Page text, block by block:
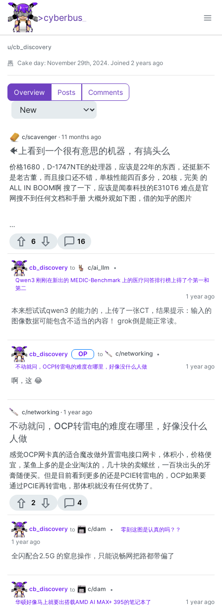
>cyberbus
u/cb_discovery
Cake day: November 29th, 2024. Joined 2 years ago
Overview Posts Comments
c/scavenger · 11 months ago
🐠上看到一个很有意思的机器，有搞头么
价格1680，D-1747NTE的处理器，应该是22年的东西，还挺新不
是老古董，而且接口还不错，单核性能四百多分，20核，完美 的
ALL IN BOOM啊 搜了一下，应该是闻泰科技的E310T6 难点是官
网搜不到任何文档和手册 大概外观如下图，借的知乎的图片
…
6
16
cb_discovery to c/ai_llm
•
Qwen3 刚刚在新出的 MEDIC-Benchmark 上的医疗问答排行榜上得了个第一和
第二
1 year ago
本来想试试qwen3 的能力的，上传了一张CT，结果提示：输入的
图像数据可能包含不适当的内容！ grok倒是能正常读。
cb_discovery OP to c/networking
•
不动就问，OCP转雷电的难度在哪里，好像没什么人做
1 year ago
啊，这 😂
c/networking · 1 year ago
不动就问，OCP转雷电的难度在哪里，好像没什么
人做
感觉OCP网卡真的适合魔改做外置雷电接口网卡，体积小，价格便
宜，某鱼上多的是企业淘汰的，几十块的卖螺丝，一百块出头的牙
膏随便买。但是目前看到更多的还是PCIE转雷电的，OCP如果要
通过PCIE再转雷电，那体积就没有任何优势了。
2
4
cb_discovery to c/dam • 零刻这图是认真的吗？？
1 year ago
全闪配合2.5G 的窒息操作，只能说畅网把路都带偏了
cb_discovery to c/dam
•
华硕好像马上就要出搭载AMD AI MAX+ 395的笔记本了
1 year ago